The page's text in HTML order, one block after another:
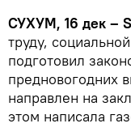
СУХУМ, 16 дек –
труду,
подготовил
предновогодних
направлен на
этом написала